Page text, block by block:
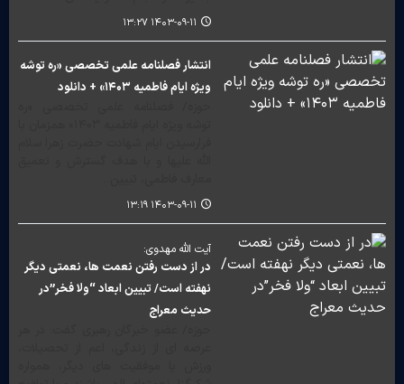
۱۴۰۳-۰۹-۱۱ ۱۳:۲۷
انتشار فصلنامه علمی تخصصی «ره توشه
ویژه ایام فاطمیه ۱۴۰۳» + دانلود
۱۴۰۳-۰۹-۱۱ ۱۳:۱۹
آیت الله مهدوی:
در از دست رفتن نعمت ها، نعمتی دیگر
نهفته است/ تبیین ابعاد “ولا فخر”در
حدیث معراج